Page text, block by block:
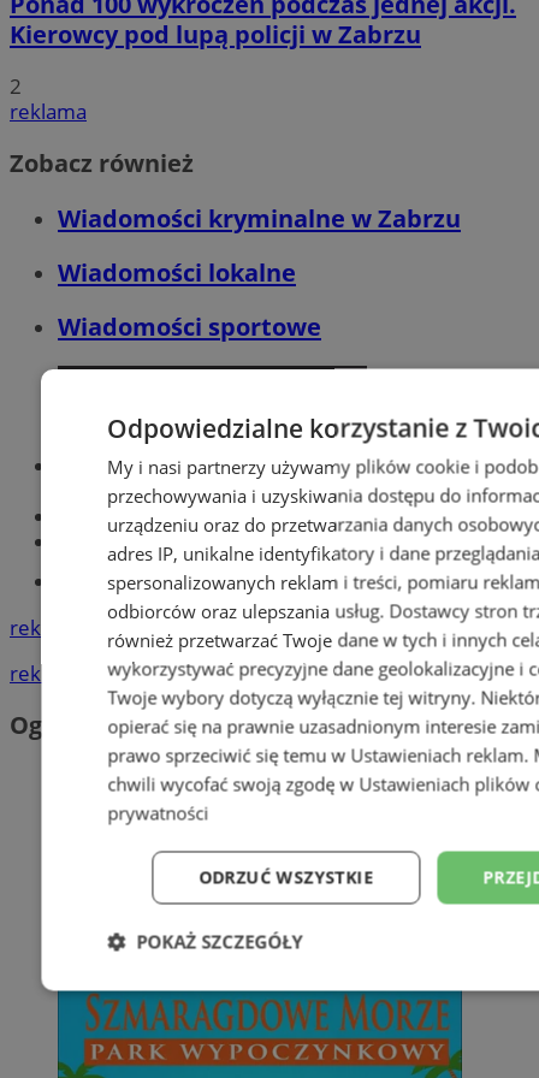
Kierowcy pod lupą policji w Zabrzu
2
reklama
Zobacz również
Wiadomości kryminalne w Zabrzu
Wiadomości lokalne
Wiadomości sportowe
Optyk, okulista
Zabrze
Największy sklep z częściami online!
Książeczka sanepidowska
Tworzenie stron www -Zabrze
reklama
reklama
Ogłoszenia
Odpowiedzialne korzystanie z
My i nasi partnerzy używamy plików cookie i
przechowywania i uzyskiwania dostępu do
urządzeniu oraz do przetwarzania danych
adres IP, unikalne identyfikatory i dane
spersonalizowanych reklam i treści, pomiaru
odbiorców oraz ulepszania usług. Dostawcy stron
również przetwarzać Twoje dane w tych i innych
wykorzystywać precyzyjne dane geolokalizacyjne i
Twoje wybory dotyczą wyłącznie tej witryny.
opierać się na prawnie uzasadnionym interesie
prawo sprzeciwić się temu w Ustawieniach reklam.
chwili wycofać swoją zgodę w Ustawieniach plików
prywatności
ODRZUĆ WSZYSTKIE
POKAŻ SZCZEGÓŁY
Niezbędne Wydajność